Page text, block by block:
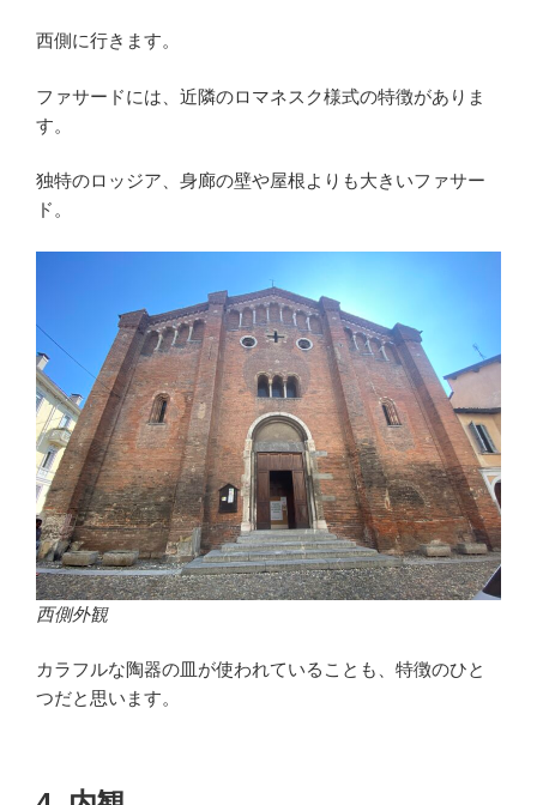
西側に行きます。
ファサードには、近隣のロマネスク様式の特徴がありま
す。
独特のロッジア、身廊の壁や屋根よりも大きいファサー
ド。
西側外観
カラフルな陶器の皿が使われていることも、特徴のひと
つだと思います。